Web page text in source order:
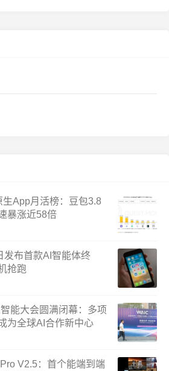
App月活榜：豆包3.8
暴涨近58倍
发布首款AI智能体终
抢跑
能大会圆满闭幕：多项
为全球AI合作新中心
V2.5：首个能端到端